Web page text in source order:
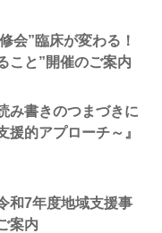
会”臨床が変わる！
こと”開催のご案内
み書きのつまづきに
的アプローチ～』
和7年度地域支援事
案内